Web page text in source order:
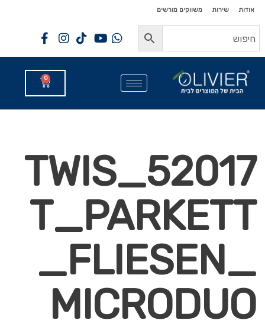
לתוכן
לתוכן
אודות שירות משווקים מורשים
0
52017_TWIS
T_PARKETT
_FLIESEN_
MICRODUO